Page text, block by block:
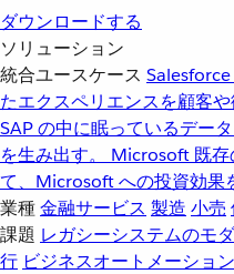
ダウンロードする
ソリューション
統合ユースケース Salesforce
たエクスペリエンスを顧客
SAP の中に眠っているデー
を生み出す。
Microsoft 既
て、Microsoft への投資効果
業種金融サービス 製造 小売
課題 レガシーシステムのモ
行 ビジネスオートメーション